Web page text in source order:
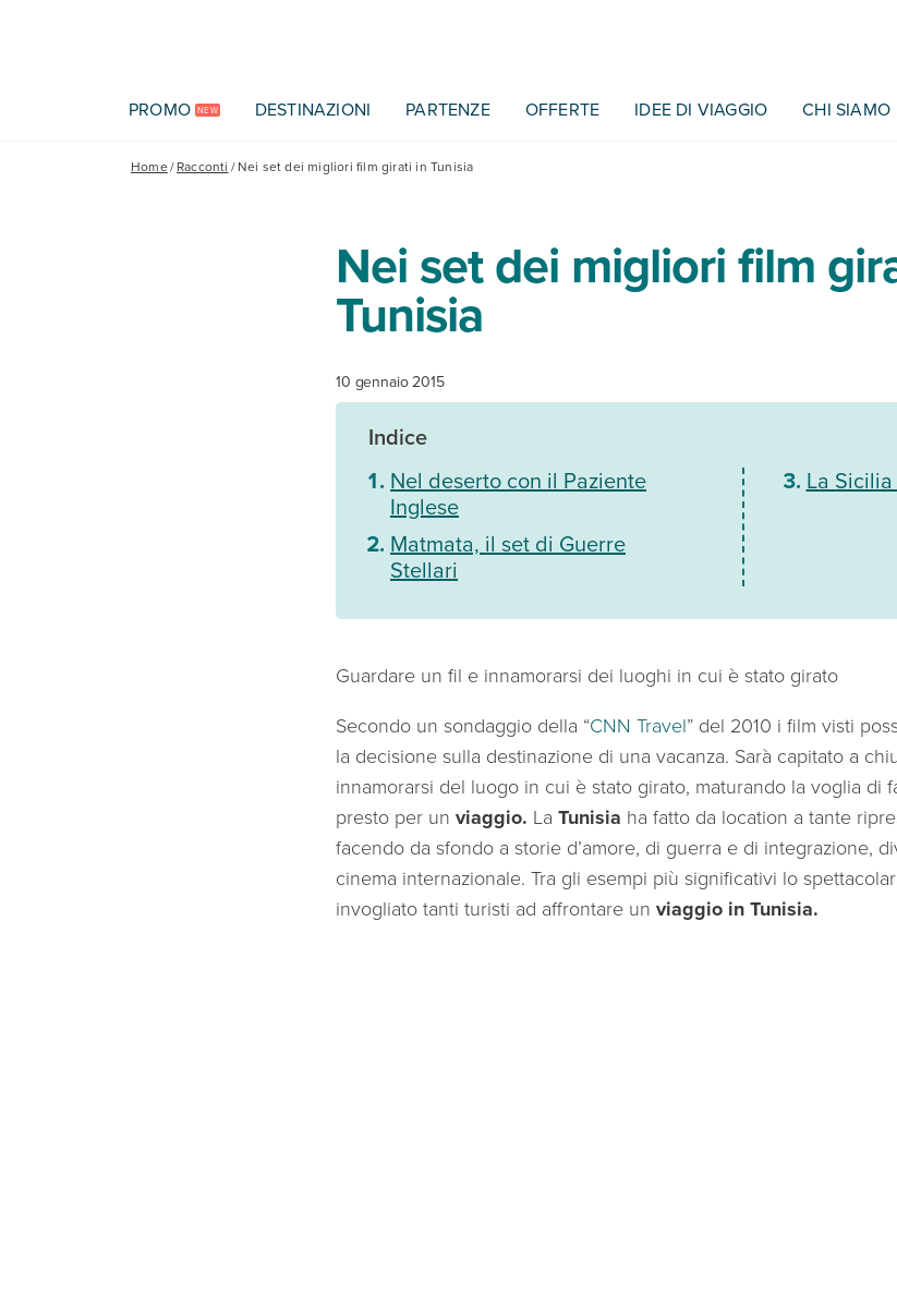
PROMO NEW DESTINAZIONI PARTENZE OFFERTE IDEE DI VIAGGIO CHI SIAMO
Home/Racconti /Nei set dei migliori film girati in Tunisia
Nei set dei migliori film
Tunisia
10 gennaio 2015
Indice
Nel deserto con il Paziente
Inglese
Matmata, il set di Guerre
Stellari
La
Guardare un fil e innamorarsi dei luoghi in cui è stato girato
Secondo un sondaggio della “CNN Travel” del 2010 i film visti
la decisione sulla destinazione di una vacanza. Sarà capitato a
innamorarsi del luogo in cui è stato girato, maturando la voglia di
presto per un viaggio. La Tunisia ha fatto da location a tante
facendo da sfondo a storie d’amore, di guerra e di integrazione,
cinema internazionale. Tra gli esempi più significativi lo
invogliato tanti turisti ad affrontare un viaggio in Tunisia.